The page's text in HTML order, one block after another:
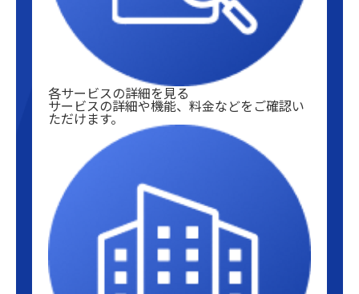
各サービスの詳細を見る
サービスの詳細や機能、料金などをご確認い
ただけます。